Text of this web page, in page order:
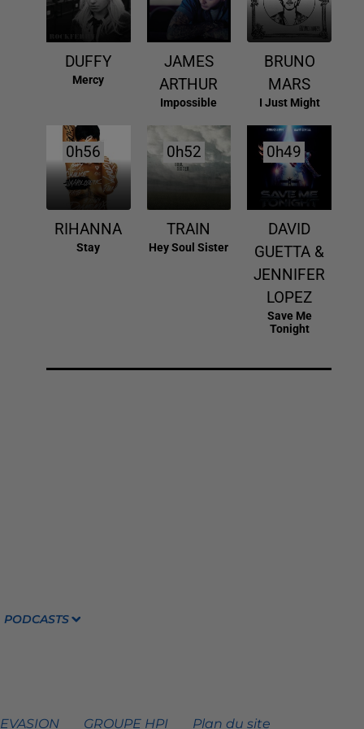
DUFFY
Mercy
JAMES
ARTHUR
Impossible
BRUNO
MARS
I Just Might
0h56
0h56
RIHANNA
Stay
0h52
0h52
TRAIN
Hey Soul Sister
0h49
0h49
DAVID
GUETTA &
JENNIFER
LOPEZ
Save Me
Tonight
PODCASTS
GROUPE HPI Plan du site